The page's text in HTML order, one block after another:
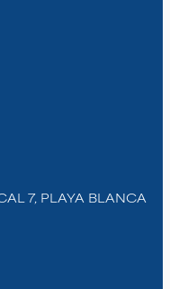
7, PLAYA BLANCA